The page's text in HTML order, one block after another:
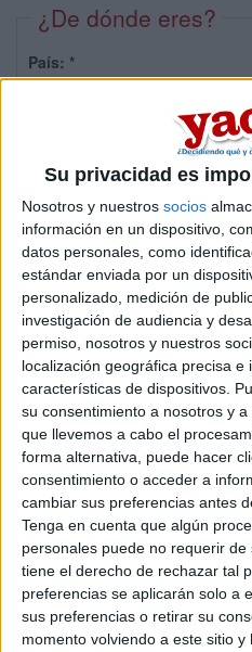
Su privacidad es
Nosotros y nuestros socios
información en un dispositivo,
datos personales, como
estándar enviada por un
personalizado, medición de
investigación de audiencia y
permiso, nosotros y nuestros
localización geográfica precisa e
características de dispositivos.
su consentimiento a nosotros y
que llevemos a cabo el
forma alternativa, puede hacer
consentimiento o acceder a
cambiar sus preferencias antes
Tenga en cuenta que algún
personales puede no requerir
tiene el derecho de rechazar tal
preferencias se aplicarán solo a
sus preferencias o retirar su
momento volviendo a este sitio
¿De dónde eres?
País: *
Sobre ti
Soy:*
Chico
Chica
¿En qué año terminas (o
Soy estudiante de:*
Términos y